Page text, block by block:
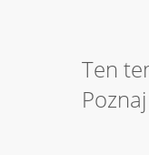
Ten
Poznaj